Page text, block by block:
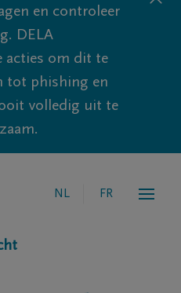
en controleer
DELA
acties om dit te
tot phishing en
volledig uit te
NL FR